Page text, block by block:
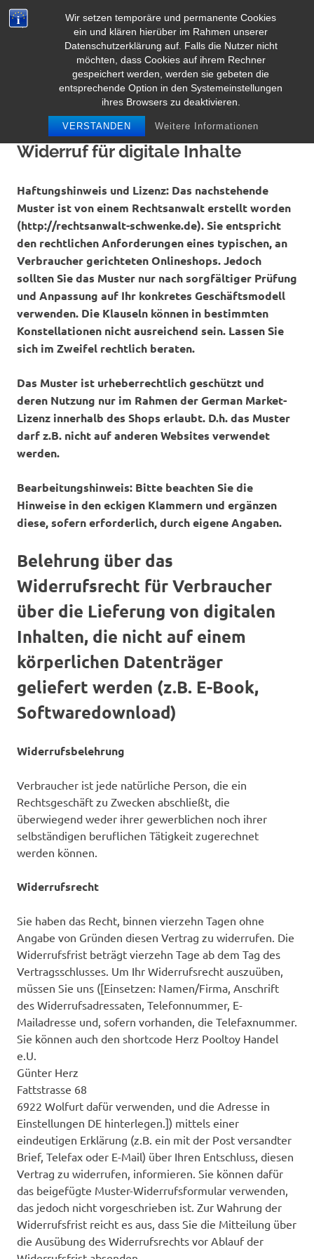
Wir setzen temporäre und permanente Cookies
ein und klären hierüber im Rahmen unserer
Datenschutzerklärung auf. Falls die Nutzer nicht
möchten, dass Cookies auf ihrem Rechner
gespeichert werden, werden sie gebeten die
entsprechende Option in den Systemeinstellungen
ihres Browsers zu deaktivieren.
VERSTANDEN Weitere Informationen
Zum
InhaltHerz Pooltoy
Widerruf für digitale Inhalte
Haftungshinweis und Lizenz: Das nachstehende
Muster ist von einem Rechtsanwalt erstellt worden
(http://rechtsanwalt-schwenke.de). Sie entspricht
den rechtlichen Anforderungen eines typischen, an
Verbraucher gerichteten Onlineshops. Jedoch
sollten Sie das Muster nur nach sorgfältiger Prüfung
und Anpassung auf Ihr konkretes Geschäftsmodell
verwenden. Die Klauseln können in bestimmten
Konstellationen nicht ausreichend sein. Lassen Sie
sich im Zweifel rechtlich beraten.
Das Muster ist urheberrechtlich geschützt und
deren Nutzung nur im Rahmen der German Market-
Lizenz innerhalb des Shops erlaubt. D.h. das Muster
darf z.B. nicht auf anderen Websites verwendet
werden.
Bearbeitungshinweis: Bitte beachten Sie die
Hinweise in den eckigen Klammern und ergänzen
diese, sofern erforderlich, durch eigene Angaben.
Belehrung über das
Widerrufsrecht für Verbraucher
über die Lieferung von digitalen
Inhalten, die nicht auf einem
körperlichen Datenträger
geliefert werden (z.B. E-Book,
Softwaredownload)
Widerrufsbelehrung
Verbraucher ist jede natürliche Person, die ein
Rechtsgeschäft zu Zwecken abschließt, die
überwiegend weder ihrer gewerblichen noch ihrer
selbständigen beruflichen Tätigkeit zugerechnet
werden können.
Widerrufsrecht
Sie haben das Recht, binnen vierzehn Tagen ohne
Angabe von Gründen diesen Vertrag zu widerrufen. Die
Widerrufsfrist beträgt vierzehn Tage ab dem Tag des
Vertragsschlusses. Um Ihr Widerrufsrecht auszuüben,
müssen Sie uns ([Einsetzen: Namen/Firma, Anschrift
des Widerrufsadressaten, Telefonnummer, E-
Mailadresse und, sofern vorhanden, die Telefaxnummer.
Sie können auch den shortcode Herz Pooltoy Handel
e.U.
Günter Herz
Fattstrasse 68
6922 Wolfurt dafür verwenden, und die Adresse in
Einstellungen DE hinterlegen.]) mittels einer
eindeutigen Erklärung (z.B. ein mit der Post versandter
Brief, Telefax oder E-Mail) über Ihren Entschluss, diesen
Vertrag zu widerrufen, informieren. Sie können dafür
das beigefügte Muster-Widerrufsformular verwenden,
das jedoch nicht vorgeschrieben ist. Zur Wahrung der
Widerrufsfrist reicht es aus, dass Sie die Mitteilung über
die Ausübung des Widerrufsrechts vor Ablauf der